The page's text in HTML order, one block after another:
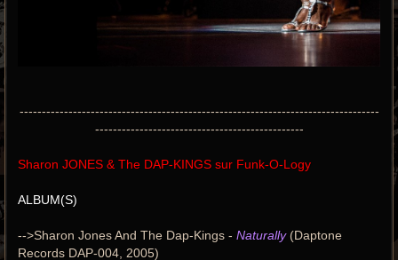
---------------------------------------------------------------------------------
-----------------------------------------------
Sharon JONES & The DAP-KINGS sur Funk-O-Logy
ALBUM(S)
-->Sharon Jones And The Dap-Kings - Naturally(Daptone
Records DAP-004, 2005)